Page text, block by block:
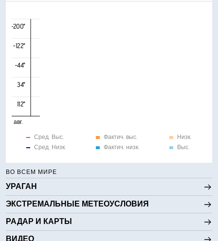
-200°
-122°
-44°
34°
112°
авг.
Сред. Выс.
Сред. Низк.
Фактич. выс.
Фактич. низк.
Низк.
Выс.
ВО ВСЕМ МИРЕ
УРАГАН
ЭКСТРЕМАЛЬНЫЕ МЕТЕОУСЛОВИЯ
РАДАР И КАРТЫ